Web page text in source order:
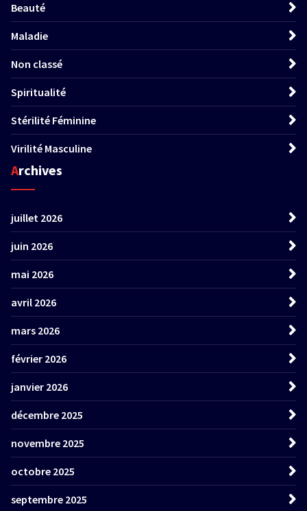
Beauté
Maladie
Non classé
Spiritualité
Stérilité Féminine
Virilité Masculine
Archives
juillet 2026
juin 2026
mai 2026
avril 2026
mars 2026
février 2026
janvier 2026
décembre 2025
novembre 2025
octobre 2025
septembre 2025